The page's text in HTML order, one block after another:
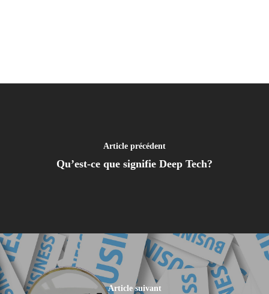
Article précédent
Qu’est-ce que signifie Deep Tech?
Article suivant